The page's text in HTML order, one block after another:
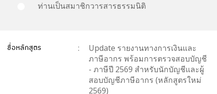
ท่านเป็นสมาชิกวารสารธรรมนิติ
ชื่อหลักสูตร :
Update รายงานทางการเงินและ
ภาษีอากร พร้อมการตรวจสอบบัญชี
- ภาษีปี 2569 สำหรับนักบัญชีและผู้
สอบบัญชีภาษีอากร (หลักสูตรใหม่
2569)